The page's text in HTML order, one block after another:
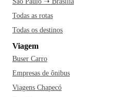
Todas as rotas
Todas os destinos
Viagem
Buser Carro
Empresas de ônibus
Viagens Chapecó